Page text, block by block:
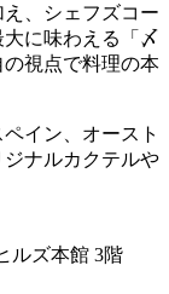
、シェフズコー
に味わえる「〆
視点で料理の本
イン、オースト
ナルカクテルや
ルズ本館 3階